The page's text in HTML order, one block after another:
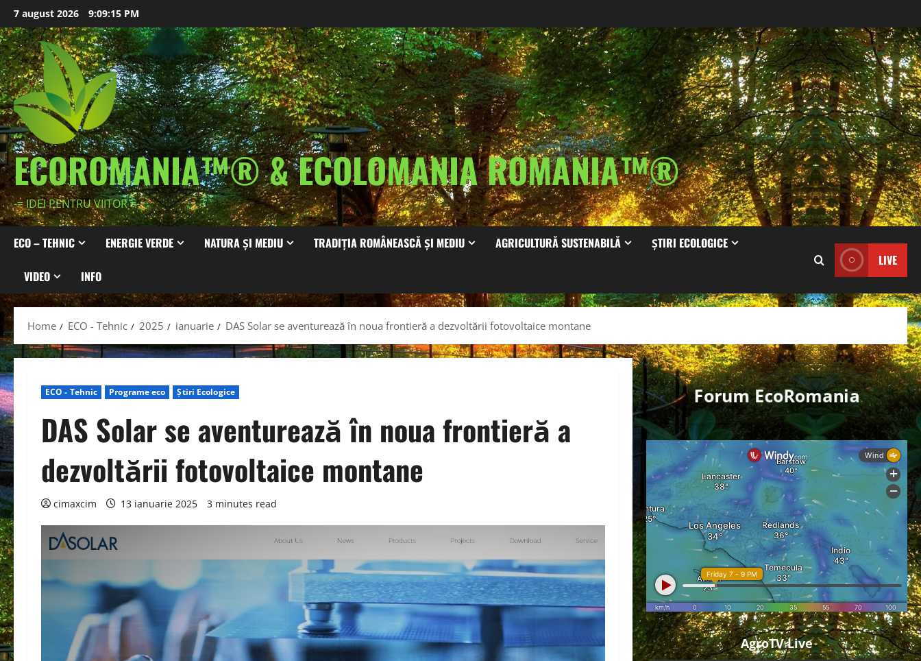
Skip
to
content
7 august 2026 9:09:17 PM
ECOROMANIA™® & ECOLOMANIA ROMANIA™®
-= IDEI PENTRU VIITOR =-
ECO – TEHNIC ENERGIE VERDE NATURA ȘI MEDIU TRADIȚIA ROMÂNEASCĂ ȘI MEDIU AGRICULTURĂ SUSTENABILĂ ȘTIRI ECOLOGICE
VIDEO INFO
LIVE
Home ECO - Tehnic 2025 ianuarie DAS Solar se aventurează în noua frontieră a dezvoltării fotovoltaice montane
ECO - Tehnic Programe eco Știri Ecologice
DAS Solar se aventurează în noua frontieră a
dezvoltării fotovoltaice montane
cimaxcim 13 ianuarie 2025 3 minutes read
Forum EcoRomania
AgroTV Live